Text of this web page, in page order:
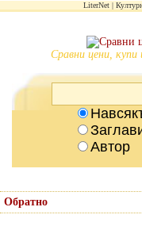
LiterNet
Сравни цени, купи
Автор
Обратно